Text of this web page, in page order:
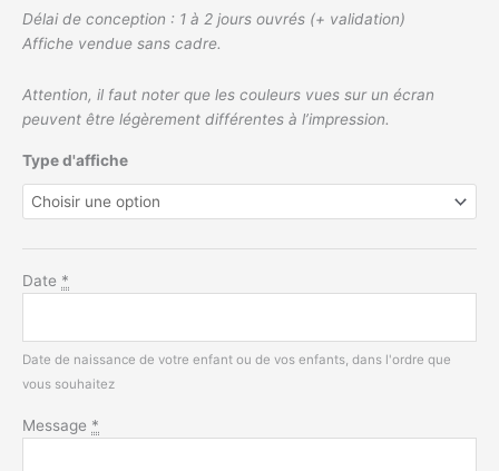
Délai de conception : 1 à 2 jours ouvrés (+ validation)
Affiche vendue sans cadre.
Attention, il faut noter que les couleurs vues sur un écran
peuvent être légèrement différentes à l’impression.
Type d'affiche
Date *
Date de naissance de votre enfant ou de vos enfants, dans l'ordre que
vous souhaitez
Message *